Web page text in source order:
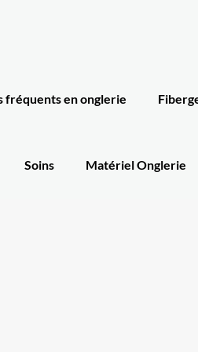
fréquents en onglerie
Soins Matériel Onglerie